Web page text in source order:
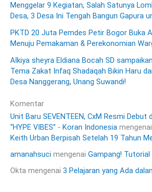
Menggelar 9 Kegiatan, Salah Satunya
Desa, 3 Desa Ini Tengah Bangun Gapura
PKTD 20 Juta Pemdes Petir Bogor Buka
Menuju Pemakaman & Perekonomian
Alkiya sheyra Eldiana Bocah SD
Tema Zakat Infaq Shadaqah Bikin Haru
Desa Nanggerang, Unang Suwandi!
Komentar
Unit Baru SEVENTEEN, CxM Resmi Debut
“HYPE VIBES” - Koran Indonesia mengenai
Keith Urban Berpisah Setelah 19 Tahun
amanahsuci mengenai Gampang! Tutorial
Okta mengenai 3 Pelajaran yang Ada